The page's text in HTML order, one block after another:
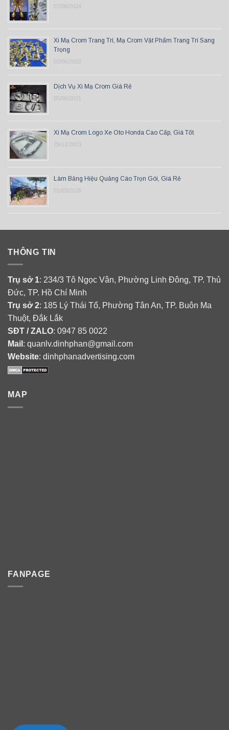
07/06/2024
Xi Mạ Crom Trang Trí, Mạ Crom Vật Phẩm Trang Trí Sang
Trọng
02/06/2022
Dịch Vụ Xi Mạ Crom Giá Rẻ
05/06/2021
Xi Mạ Crom Logo Xe Oto Honda Cao Cấp, Giá Tốt
29/12/2023
Làm Bảng Hiệu Quảng Cáo Trọn Gói, Giá Rẻ
01/03/2026
THÔNG TIN
Trụ sở 1: 234/3 Tô Ngọc Vân, Phường Linh Đông, TP. Thủ
Đức, TP. Hồ Chí Minh
Trụ sở 2: 185 Lý Thái Tổ, Phường Tân An, TP. Buôn Ma
Thuột, Đắk Lắk
SĐT / ZALO: 0947 85 0022
Mail : quanlv.dinhphan@gmail.com
Website: dinhphanadvertising.com
MAP
FANPAGE